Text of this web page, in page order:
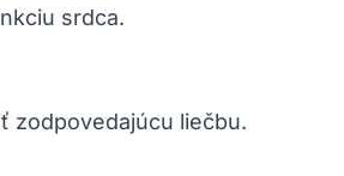
srdca.
zodpovedajúcu liečbu.